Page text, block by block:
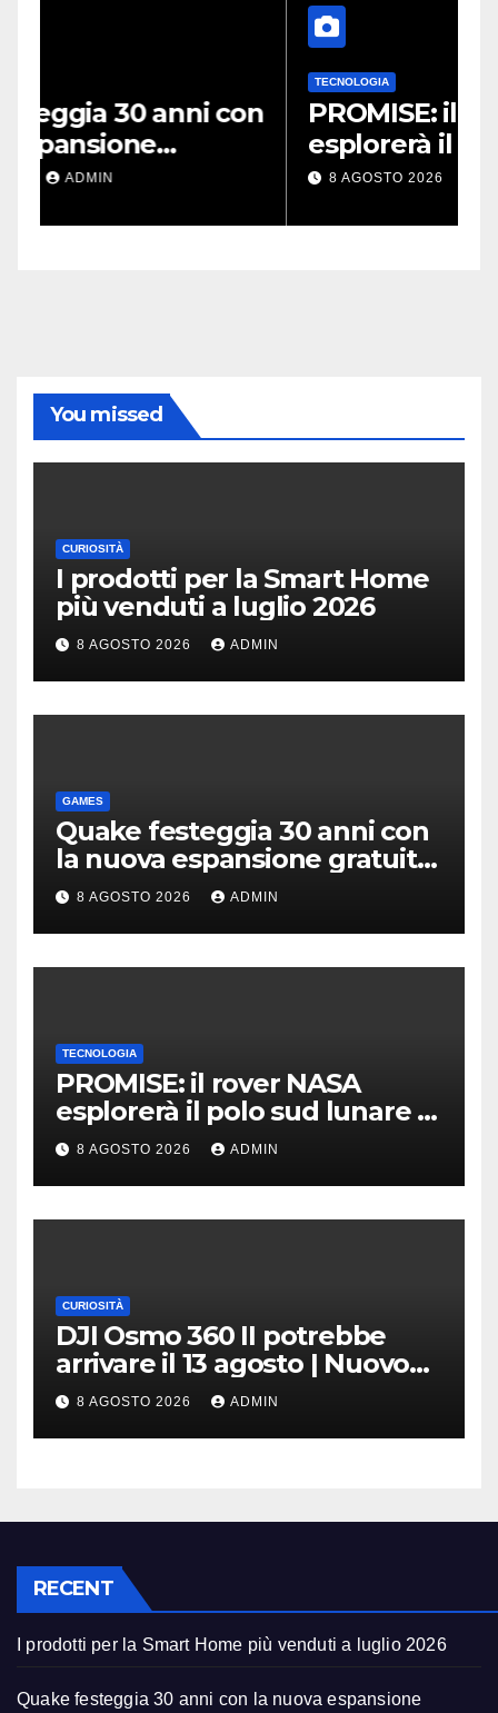
PROMISE: il rover NASA
esplorerà il polo sud lunare |
Cosa sappiamo
8 AGOSTO 2026
You missed
CURIOSITÀ
I prodotti per la Smart Home
più venduti a luglio 2026
8 AGOSTO 2026 ADMIN
GAMES
Quake festeggia 30 anni con
la nuova espansione gratuita
Dawn of The Machine
8 AGOSTO 2026 ADMIN
TECNOLOGIA
PROMISE: il rover NASA
esplorerà il polo sud lunare |
Cosa sappiamo
8 AGOSTO 2026 ADMIN
CURIOSITÀ
DJI Osmo 360 II potrebbe
arrivare il 13 agosto | Nuovo
teaser
8 AGOSTO 2026 ADMIN
RECENT
I prodotti per la Smart Home più venduti a luglio 2026
Quake festeggia 30 anni con la nuova espansione